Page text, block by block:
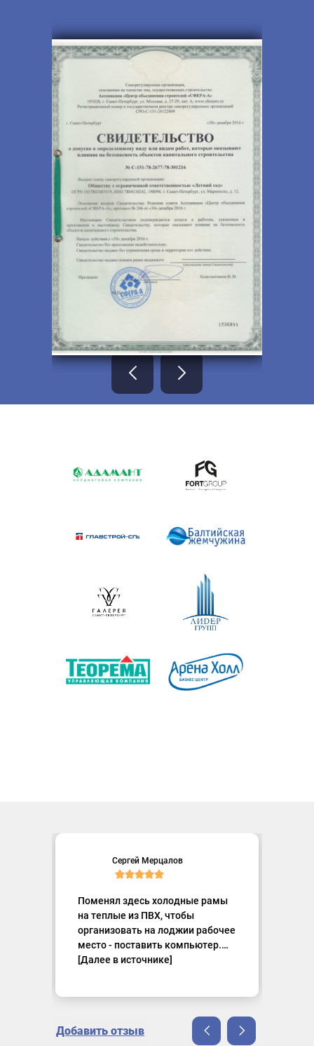
Наталья Даниловна
ERGOPOP
Сергей Мерцалов
Поменял здесь холодные рамы
на теплые из ПВХ, чтобы
организовать на лоджии рабочее
место - поставить компьютер.
Выбирал из нескольких
посоветовал, как расположить
[Далее в источнике]
shipoftime99
Kenzo
Антонина Максимова
Добавить отзыв